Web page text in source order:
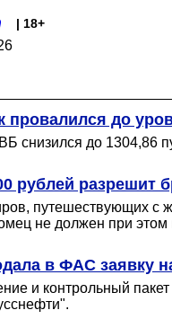
| 18+
провалился до
снизился до 1304,86
рублей разрешит
путешествующих с
не должен при этом
в ФАС заявку
и контрольный